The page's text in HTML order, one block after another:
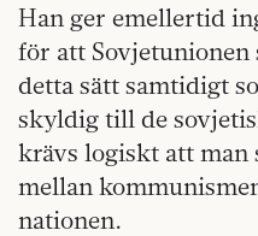
Han ger emellertid
för att Sovjetunionen
detta sätt samtidigt
skyldig till de
krävs logiskt att man
mellan
nationen.